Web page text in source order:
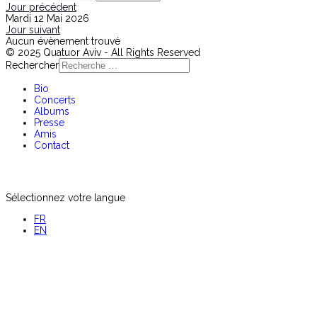
Jour précédent
Mardi 12 Mai 2026
Jour suivant
Aucun évènement trouvé
© 2025 Quatuor Aviv - All Rights Reserved
Rechercher
Bio
Concerts
Albums
Presse
Amis
Contact
Sélectionnez votre langue
FR
EN